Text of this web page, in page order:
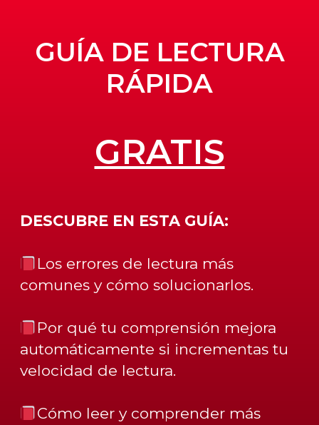
GUÍA DE LECTURA
RÁPIDA
GRATIS
DESCUBRE EN ESTA GUÍA:
Los errores de lectura más
comunes y cómo solucionarlos.
Por qué tu comprensión mejora
automáticamente si incrementas tu
velocidad de lectura.
Cómo leer y comprender más